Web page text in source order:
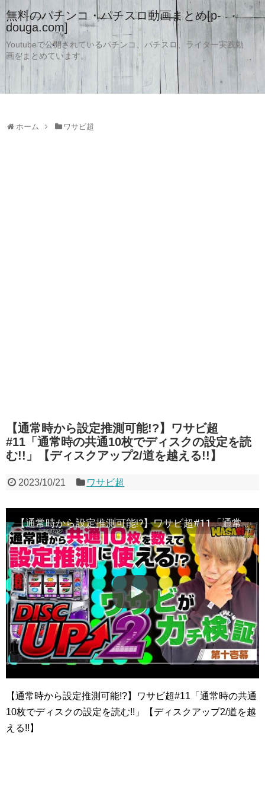
無料のパチンコ・パチスロ動画まとめ[p-
douga.com]
Youtubeで公開されているパチンコ、パチスロ、ライター実践動
画をまとめています。
ホーム ワサビ超
【通常時から設定推測可能!?】ワサビ超
#11「通常時の共通10枚でディスクの設定を読
む!!」【ディスクアップ2/道を越える!!】
2023/10/21 ワサビ超
【通常時から設定推測可能!?】ワサビ超#11「通常時の共通10枚でディスクの設定を読む!!」【ディスクアップ2/道を越える!!】
【通常時から設定推測可能!?】ワサビ超#11「通常時の共通
10枚でディスクの設定を読む!!」【ディスクアップ2/道を越
える!!】